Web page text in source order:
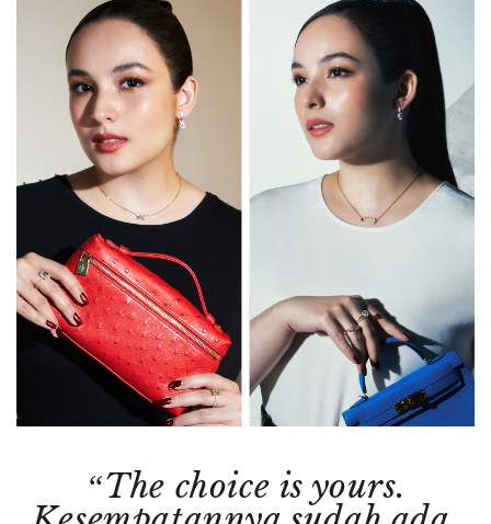
“The choice is yours.